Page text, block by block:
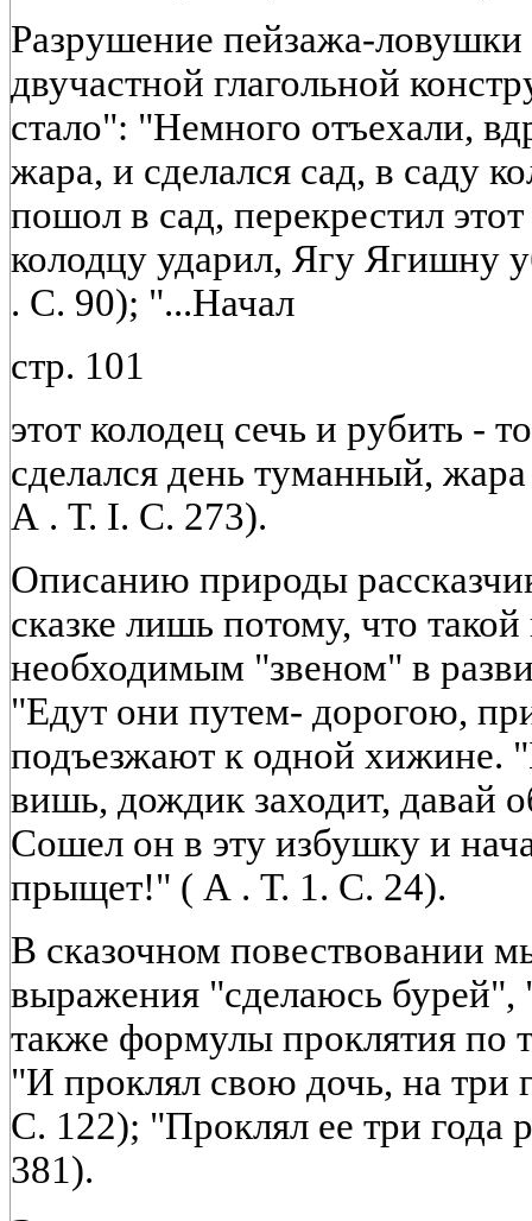
Разрушение пейзажа-ловушки
двучастной глагольной
стало": "Немного отъехали,
жара, и сделался сад, в саду
пошол в сад, перекрестил
колодцу ударил, Ягу Ягишну
. С. 90); "...Начал
стр. 101
этот колодец сечь и рубить -
сделался день туманный,
А . Т. I. С. 273).
Описанию природы
сказке лишь потому, что
необходимым "звеном" в
"Едут они путем- дорогою,
подъезжают к одной хижине.
вишь, дождик заходит, давай
Сошел он в эту избушку и
прыщет!" ( А . Т. 1. С. 24).
В сказочном повествовании
выражения "сделаюсь бурей",
также формулы проклятия по
"И проклял свою дочь, на три
С. 122); "Проклял ее три года
381).